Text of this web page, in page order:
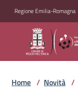
Regione Emilia-Romagna
Home / Novità /